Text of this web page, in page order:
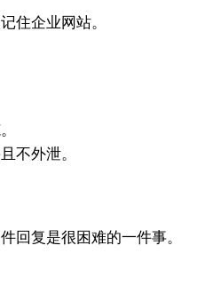
住企业网站。
不外泄。
复是很困难的一件事。